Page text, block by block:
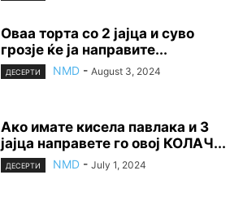
Оваа торта со 2 јајца и суво
грозје ќе ја направите...
ДЕСЕРТИ NMD - August 3, 2024
Ако имате кисела павлака и 3
јајца направете го овој КОЛАЧ...
ДЕСЕРТИ NMD - July 1, 2024